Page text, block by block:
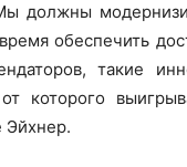
должны
обеспечить
такие
которого
Эйхнер.